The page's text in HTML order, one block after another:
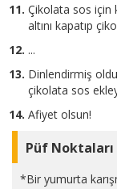
Çikolata sos için
altını kapatıp
...
Dinlendirmiş
çikolata sos
Afiyet olsun!
Püf Noktaları
*Bir yumurta